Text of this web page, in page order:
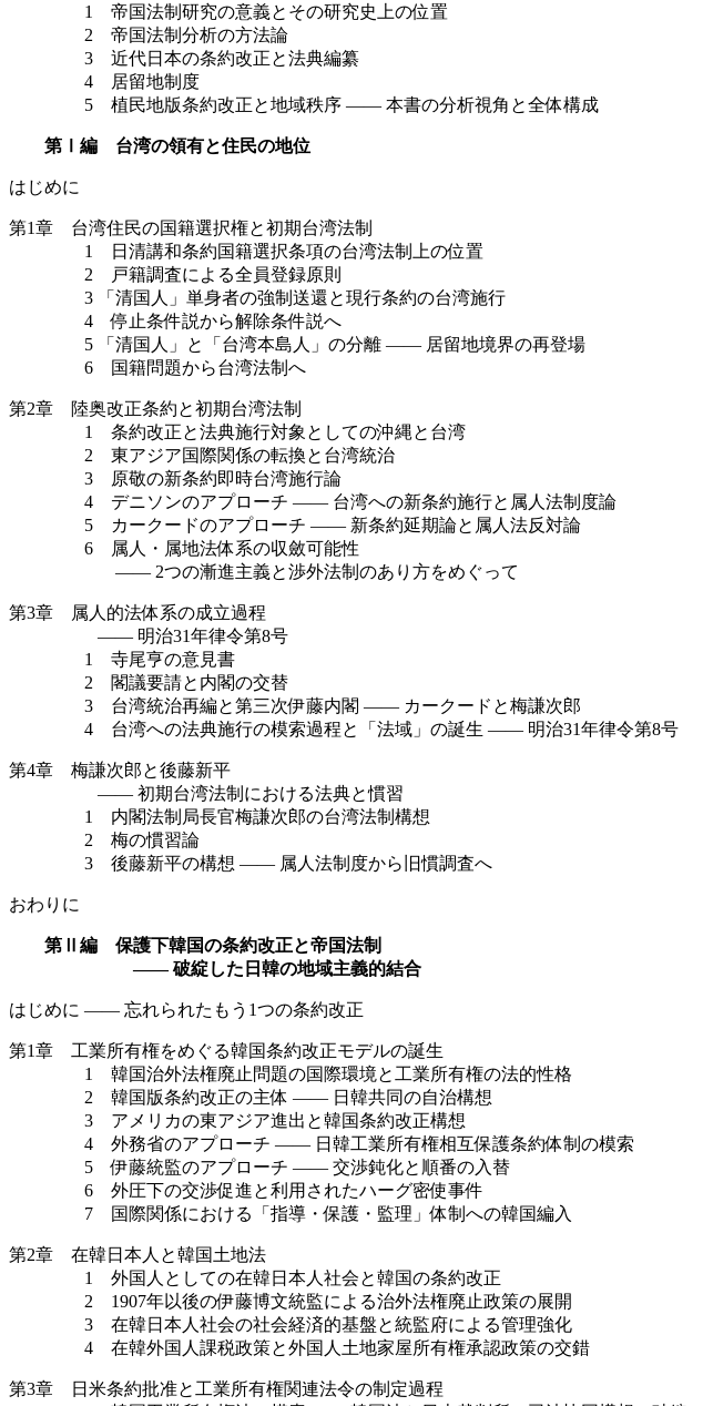
1 帝国法制研究の意義とその研究史上の位置
2 帝国法制分析の方法論
3 近代日本の条約改正と法典編纂
4 居留地制度
5 植民地版条約改正と地域秩序 —— 本書の分析視角と全体構成
第Ⅰ編 台湾の領有と住民の地位
はじめに
第1章 台湾住民の国籍選択権と初期台湾法制
1 日清講和条約国籍選択条項の台湾法制上の位置
2 戸籍調査による全員登録原則
3 「清国人」単身者の強制送還と現行条約の台湾施行
4 停止条件説から解除条件説へ
5 「清国人」と「台湾本島人」の分離 —— 居留地境界の再登場
6 国籍問題から台湾法制へ
第2章 陸奥改正条約と初期台湾法制
1 条約改正と法典施行対象としての沖縄と台湾
2 東アジア国際関係の転換と台湾統治
3 原敬の新条約即時台湾施行論
4 デニソンのアプローチ —— 台湾への新条約施行と属人法制度論
5 カークードのアプローチ —— 新条約延期論と属人法反対論
6 属人・属地法体系の収斂可能性
—— 2つの漸進主義と渉外法制のあり方をめぐって
第3章 属人的法体系の成立過程
—— 明治31年律令第8号
1 寺尾亨の意見書
2 閣議要請と内閣の交替
3 台湾統治再編と第三次伊藤内閣 —— カークードと梅謙次郎
4 台湾への法典施行の模索過程と「法域」の誕生 —— 明治31年律令第8号
第4章 梅謙次郎と後藤新平
—— 初期台湾法制における法典と慣習
1 内閣法制局長官梅謙次郎の台湾法制構想
2 梅の慣習論
3 後藤新平の構想 —— 属人法制度から旧慣調査へ
おわりに
第Ⅱ編 保護下韓国の条約改正と帝国法制
—— 破綻した日韓の地域主義的結合
はじめに —— 忘れられたもう1つの条約改正
第1章 工業所有権をめぐる韓国条約改正モデルの誕生
1 韓国治外法権廃止問題の国際環境と工業所有権の法的性格
2 韓国版条約改正の主体 —— 日韓共同の自治構想
3 アメリカの東アジア進出と韓国条約改正構想
4 外務省のアプローチ —— 日韓工業所有権相互保護条約体制の模索
5 伊藤統監のアプローチ —— 交渉鈍化と順番の入替
6 外圧下の交渉促進と利用されたハーグ密使事件
7 国際関係における「指導・保護・監理」体制への韓国編入
第2章 在韓日本人と韓国土地法
1 外国人としての在韓日本人社会と韓国の条約改正
2 1907年以後の伊藤博文統監による治外法権廃止政策の展開
3 在韓日本人社会の社会経済的基盤と統監府による管理強化
4 在韓外国人課税政策と外国人土地家屋所有権承認政策の交錯
第3章 日米条約批准と工業所有権関連法令の制定過程